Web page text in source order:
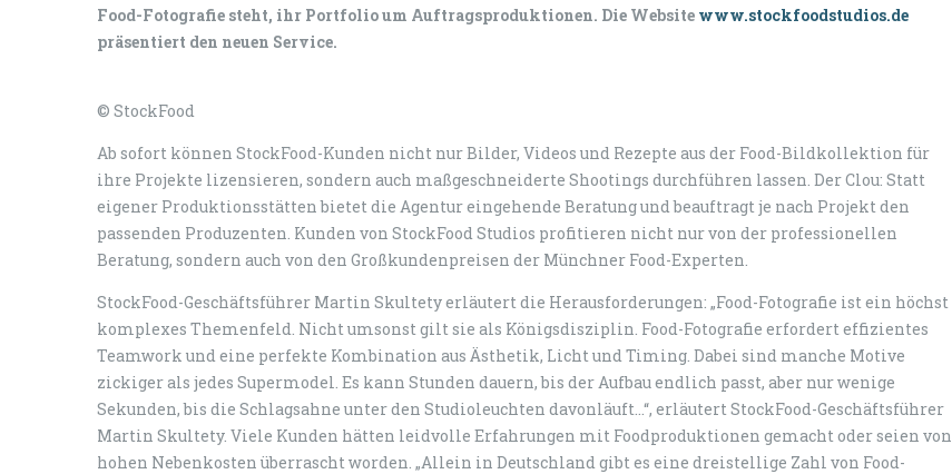
Food-Fotografie steht, ihr Portfolio um Auftragsproduktionen. Die Website www.stockfoodstudios.de
präsentiert den neuen Service.
© StockFood
Ab sofort können StockFood-Kunden nicht nur Bilder, Videos und Rezepte aus der Food-Bildkollektion für
ihre Projekte lizensieren, sondern auch maßgeschneiderte Shootings durchführen lassen. Der Clou: Statt
eigener Produktionsstätten bietet die Agentur eingehende Beratung und beauftragt je nach Projekt den
passenden Produzenten. Kunden von StockFood Studios profitieren nicht nur von der professionellen
Beratung, sondern auch von den Großkundenpreisen der Münchner Food-Experten.
StockFood-Geschäftsführer Martin Skultety erläutert die Herausforderungen: „Food-Fotografie ist ein höchst
komplexes Themenfeld. Nicht umsonst gilt sie als Königsdisziplin. Food-Fotografie erfordert effizientes
Teamwork und eine perfekte Kombination aus Ästhetik, Licht und Timing. Dabei sind manche Motive
zickiger als jedes Supermodel. Es kann Stunden dauern, bis der Aufbau endlich passt, aber nur wenige
Sekunden, bis die Schlagsahne unter den Studioleuchten davonläuft…“, erläutert StockFood-Geschäftsführer
Martin Skultety. Viele Kunden hätten leidvolle Erfahrungen mit Foodproduktionen gemacht oder seien von
hohen Nebenkosten überrascht worden. „Allein in Deutschland gibt es eine dreistellige Zahl von Food-